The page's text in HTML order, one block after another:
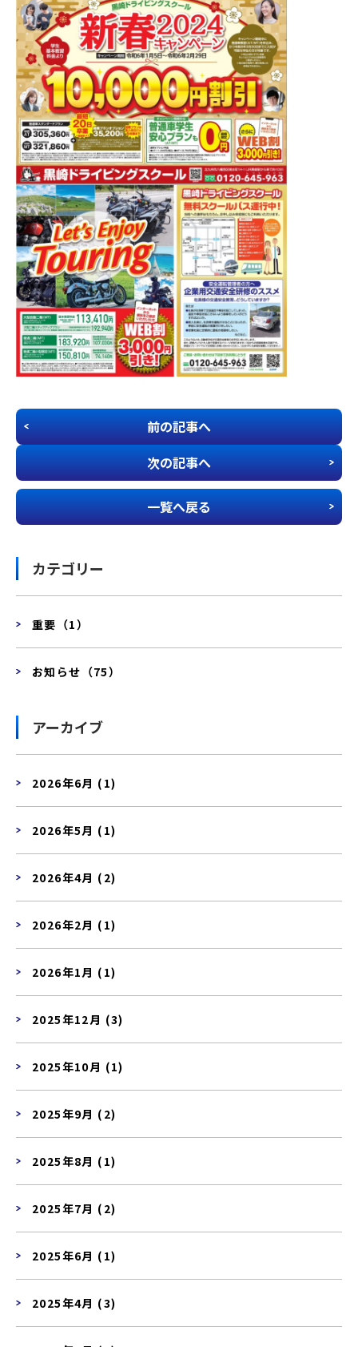
前の記事へ
次の記事へ
一覧へ戻る
カテゴリー
重要（1）
お知らせ（75）
アーカイブ
2026年6月 (1)
2026年5月 (1)
2026年4月 (2)
2026年2月 (1)
2026年1月 (1)
2025年12月 (3)
2025年10月 (1)
2025年9月 (2)
2025年8月 (1)
2025年7月 (2)
2025年6月 (1)
2025年4月 (3)